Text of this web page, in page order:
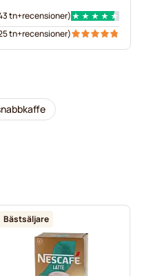
tn+recensioner)
tn+recensioner)
Bästsäljare